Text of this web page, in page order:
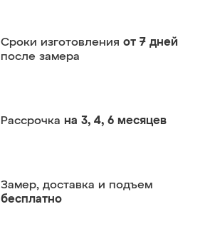
Сроки изготовления от 7 дней
после замера
Рассрочка на 3, 4, 6 месяцев
Замер, доставка и подъем
бесплатно